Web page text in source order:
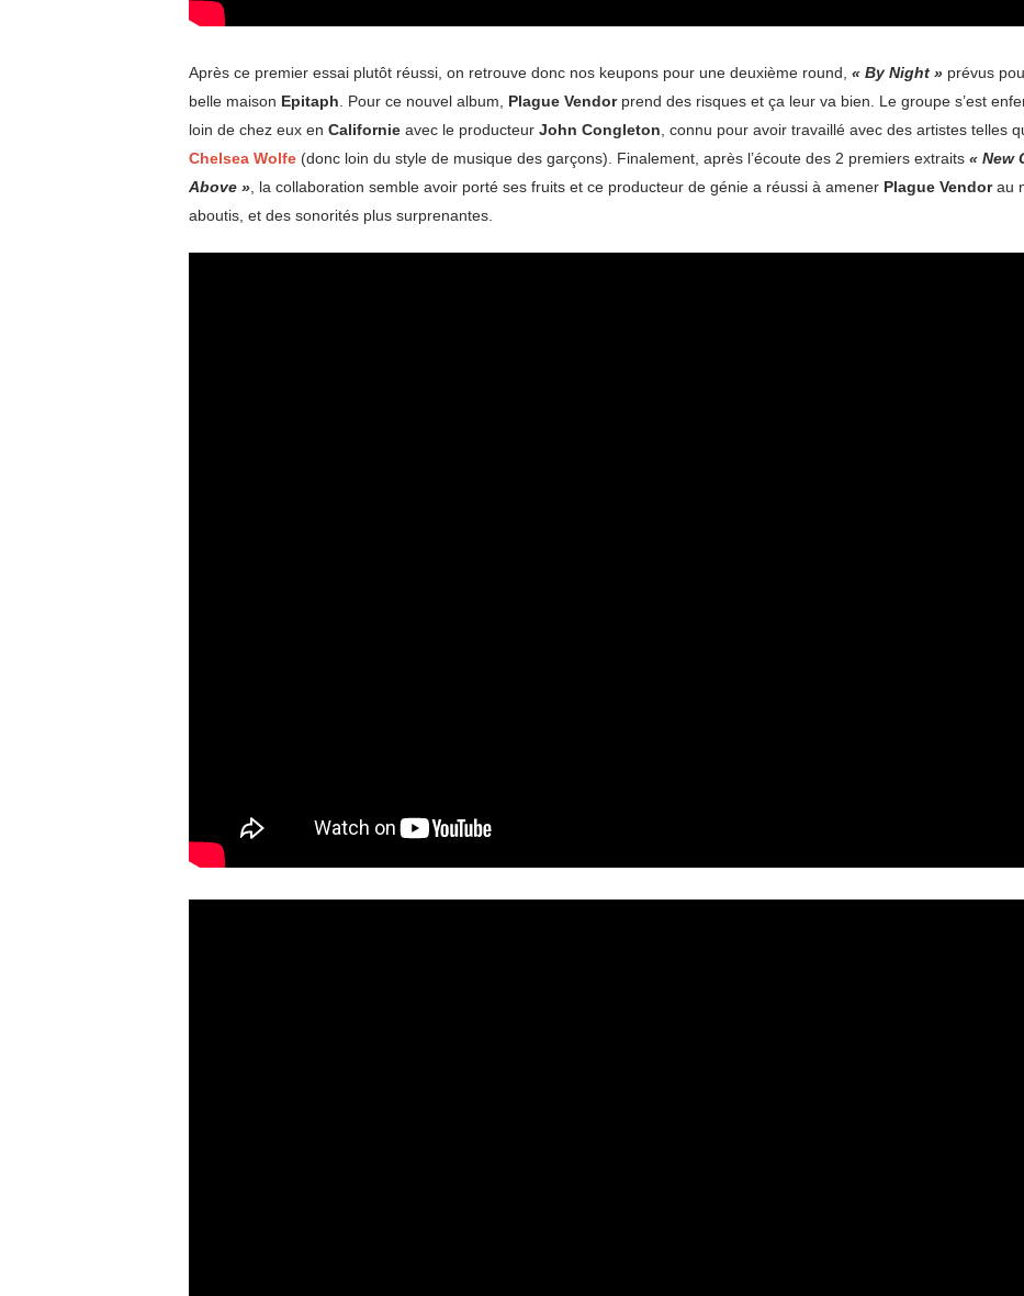
Après ce premier essai plutôt réussi, on retrouve donc nos keupons pour une deuxième round, « By Night » prévus
belle maison Epitaph . Pour ce nouvel album, Plague Vendorprend des risques et ça leur va bien. Le groupe s’est
loin de chez eux en Californie avec le producteur John Congleton , connu pour avoir travaillé avec des artistes telles
Chelsea Wolfe (donc loin du style de musique des garçons). Finalement, après l’écoute des 2 premiers extraits « New
Above » , la collaboration semble avoir porté ses fruits et ce producteur de génie a réussi à amener Plague Vendorau
aboutis, et des sonorités plus surprenantes.